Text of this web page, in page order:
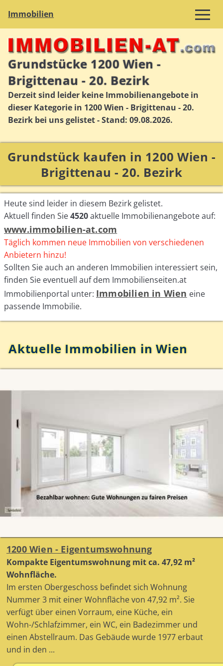
Immobilien
Grundstücke 1200 Wien -
Brigittenau - 20. Bezirk
Derzeit sind leider keine Immobilienangebote in
dieser Kategorie in 1200 Wien - Brigittenau - 20.
Bezirk bei uns gelistet - Stand: 09.08.2026.
Grundstück kaufen in 1200 Wien -
Brigittenau - 20. Bezirk
Heute sind leider in diesem Bezirk gelistet.
Aktuell finden Sie4520aktuelle Immobilienangebote auf:
www.immobilien-at.com
Täglich kommen neue Immobilien von verschiedenen
Anbietern hinzu!
Sollten Sie auch an anderen Immobilien interessiert sein,
finden Sie eventuell auf dem Immobilienseiten.at
Immobilienportal unter: Immobilien in Wien eine
passende Immobilie.
Aktuelle Immobilien in Wien
1200 Wien - Eigentumswohnung
Kompakte Eigentumswohnung mit ca. 47,92 m²
Wohnfläche.
Im ersten Obergeschoss befindet sich Wohnung
Nummer 3 mit einer Wohnfläche von 47,92 m². Sie
verfügt über einen Vorraum, eine Küche, ein
Wohn-/Schlafzimmer, ein WC, ein Badezimmer und
einen Abstellraum. Das Gebäude wurde 1977 erbaut
und in den ...